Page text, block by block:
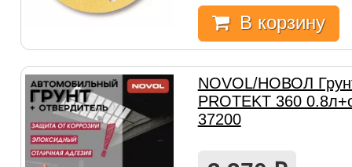
В корзину
NOVOL/НОВОЛ
PROTEKT 360
37200